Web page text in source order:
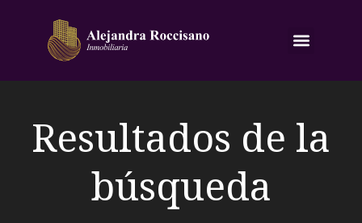
Resultados de la
búsqueda